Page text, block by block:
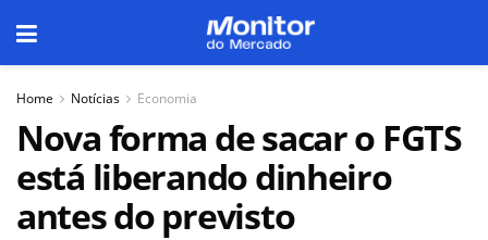
Home Notícias Economia
Nova forma de sacar o FGTS
está liberando dinheiro
antes do previsto